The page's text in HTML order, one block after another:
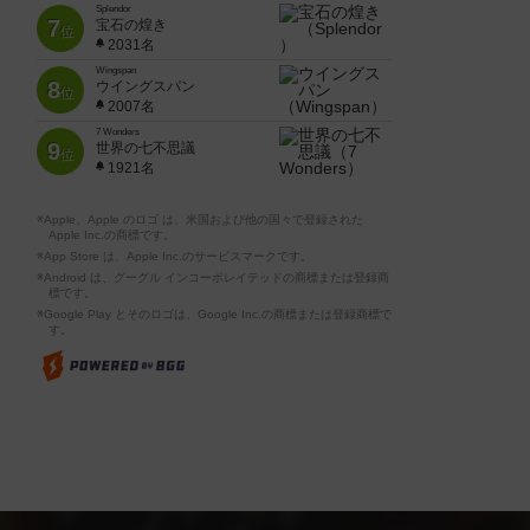
7位
Splendor
宝石の煌き
2031名
8位
Wingspan
ウイングスパン
2007名
9位
7 Wonders
世界の七不思議
1921名
※Apple、Apple のロゴ は、米国および他の国々で登録された
Apple Inc.の商標です。
※App Store は、Apple Inc.のサービスマークです。
※Android は、グーグル インコーポレイテッドの商標または登録商
標です。
※Google Play とそのロゴは、Google Inc.の商標または登録商標で
す。